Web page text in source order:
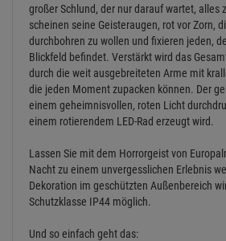
großer Schlund, der nur darauf wartet, alles
scheinen seine Geisteraugen, rot vor Zorn,
durchbohren zu wollen und fixieren jeden,
Blickfeld befindet. Verstärkt wird das
durch die weit ausgebreiteten Arme mit
die jeden Moment zupacken können. Der
einem geheimnisvollen, roten Licht
einem rotierendem LED-Rad erzeugt wird.
Lassen Sie mit dem Horrorgeist von
Nacht zu einem unvergesslichen Erlebnis
Dekoration im geschützten Außenbereich
Schutzklasse IP44 möglich.
Und so einfach geht das: